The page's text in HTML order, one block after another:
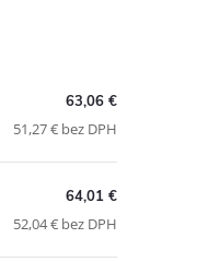
63,06 €
51,27 € bez DPH
64,01 €
52,04 € bez DPH